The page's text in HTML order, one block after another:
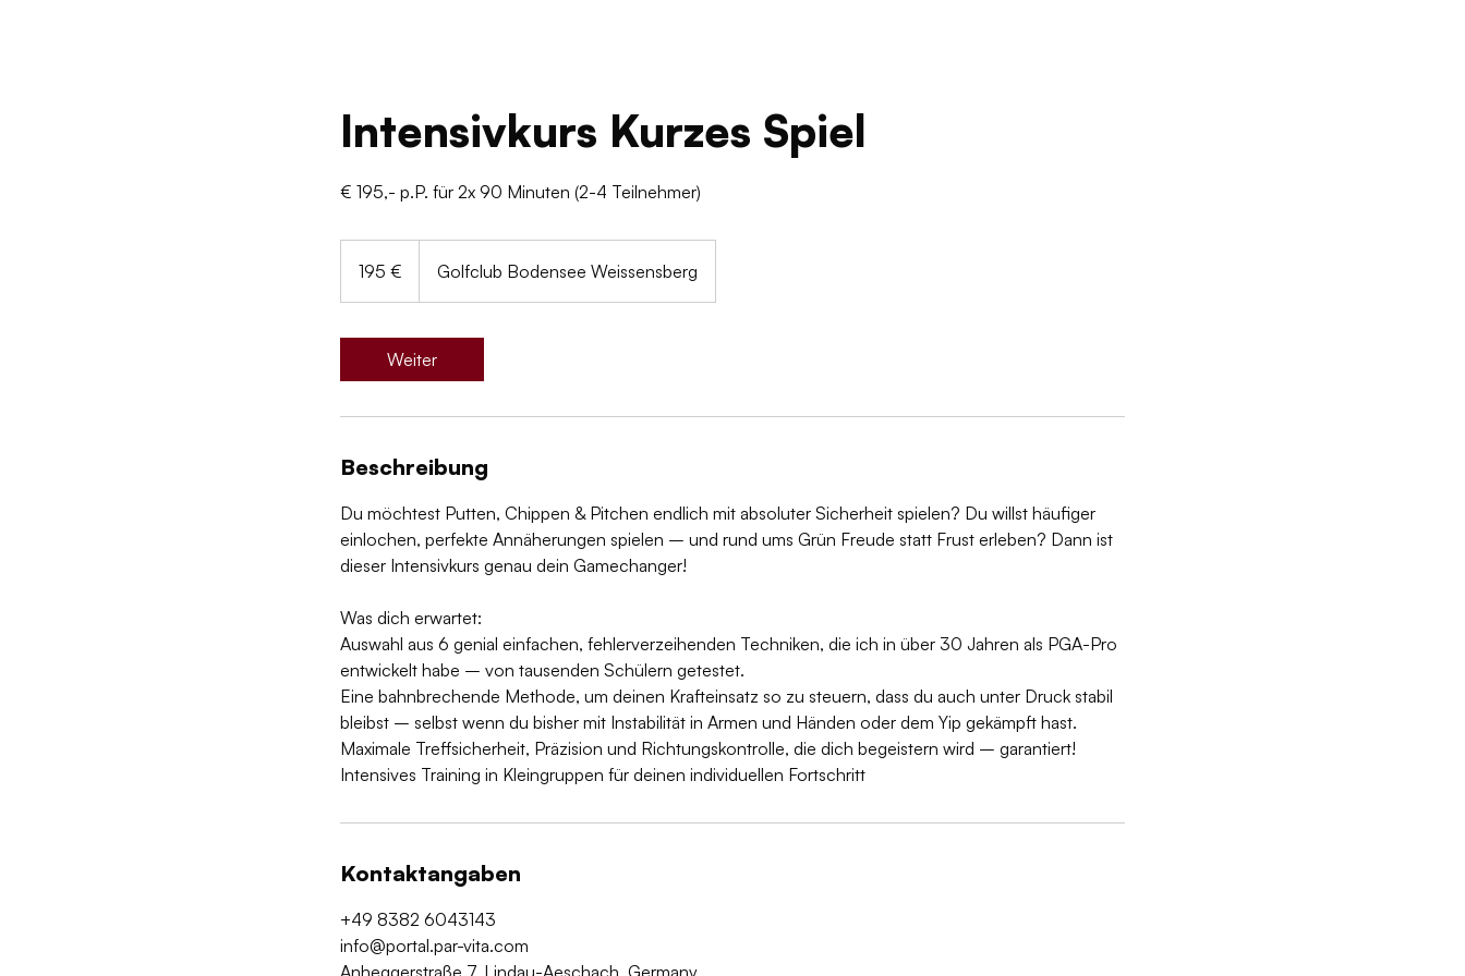
Intensivkurs Kurzes Spiel
€ 195,- p.P. für 2x 90 Minuten (2-4 Teilnehmer)
195 € Golfclub Bodensee Weissensberg
Weiter
Beschreibung
Du möchtest Putten, Chippen & Pitchen endlich mit absoluter Sicherheit spielen? Du willst häufiger
einlochen, perfekte Annäherungen spielen – und rund ums Grün Freude statt Frust erleben? Dann ist
dieser Intensivkurs genau dein Gamechanger!
Was dich erwartet:
Auswahl aus 6 genial einfachen, fehlerverzeihenden Techniken, die ich in über 30 Jahren als PGA-Pro
entwickelt habe – von tausenden Schülern getestet.
Eine bahnbrechende Methode, um deinen Krafteinsatz so zu steuern, dass du auch unter Druck stabil
bleibst – selbst wenn du bisher mit Instabilität in Armen und Händen oder dem Yip gekämpft hast.
Maximale Treffsicherheit, Präzision und Richtungskontrolle, die dich begeistern wird – garantiert!
Intensives Training in Kleingruppen für deinen individuellen Fortschritt
Kontaktangaben
+49 8382 6043143
info@portal.par-vita.com
Anheggerstraße 7, Lindau-Aeschach, Germany